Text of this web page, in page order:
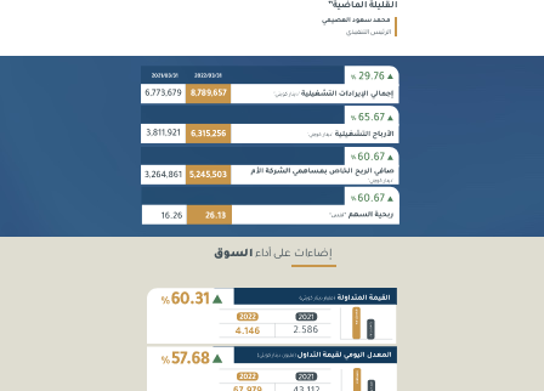
القليلة الماضية”
محمد سعود العصيمي
الرئيس التنفيذي
إضاءات على أداء السوق